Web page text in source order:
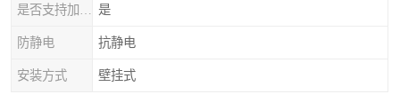
是
防静电 抗静电
安装方式 壁挂式